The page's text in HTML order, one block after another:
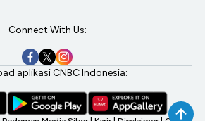
Connect With Us:
aplikasi CNBC Indonesia: